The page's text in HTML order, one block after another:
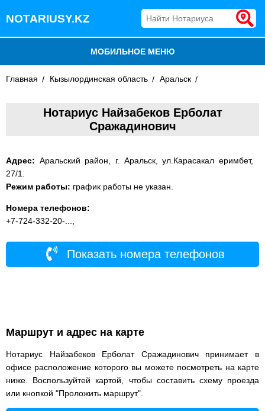
NOTARIUSY.KZ
МОБИЛЬНОЕ МЕНЮ
БЛОГ
ДОБАВИТЬ КОМПАНИЮ
НОТАРИУСЫ КАЗАХСТАНА
Главная Кызылординская область Аральск
Нотариус Найзабеков Ерболат
Сражадинович
Адрес: Аральский район, г. Аральск, ул.Карасакал еримбет,
27/1.
Режим работы: график работы не указан.
Номера телефонов:
+7-724-332-20-...,
Показать номера телефонов
Маршрут и адрес на карте
Нотариус Найзабеков Ерболат Сражадинович принимает в
офисе расположение которого вы можете посмотреть на карте
ниже. Воспользуйтей картой, чтобы составить схему проезда
или кнопкой "Проложить маршрут".